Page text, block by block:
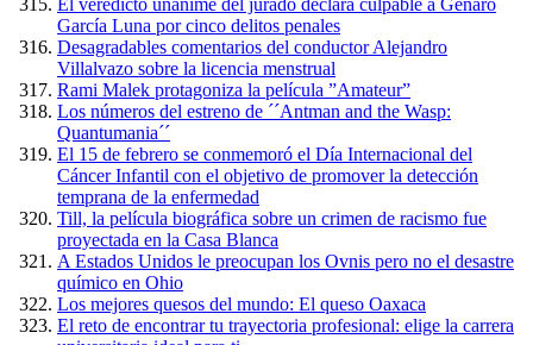
El veredicto unánime del jurado declara culpable a Genaro
García Luna por cinco delitos penales
Desagradables comentarios del conductor Alejandro
Villalvazo sobre la licencia menstrual
Rami Malek protagoniza la película ”Amateur”
Los números del estreno de ´´Antman and the Wasp:
Quantumania´´
El 15 de febrero se conmemoró el Día Internacional del
Cáncer Infantil con el objetivo de promover la detección
temprana de la enfermedad
Till, la película biográfica sobre un crimen de racismo fue
proyectada en la Casa Blanca
A Estados Unidos le preocupan los Ovnis pero no el desastre
químico en Ohio
Los mejores quesos del mundo: El queso Oaxaca
El reto de encontrar tu trayectoria profesional: elige la carrera